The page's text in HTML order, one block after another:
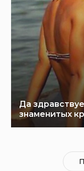
Да
знаменитых